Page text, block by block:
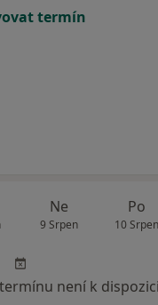
termín
Ne
9 Srpen
Po
10 Srpen
není k dispozici